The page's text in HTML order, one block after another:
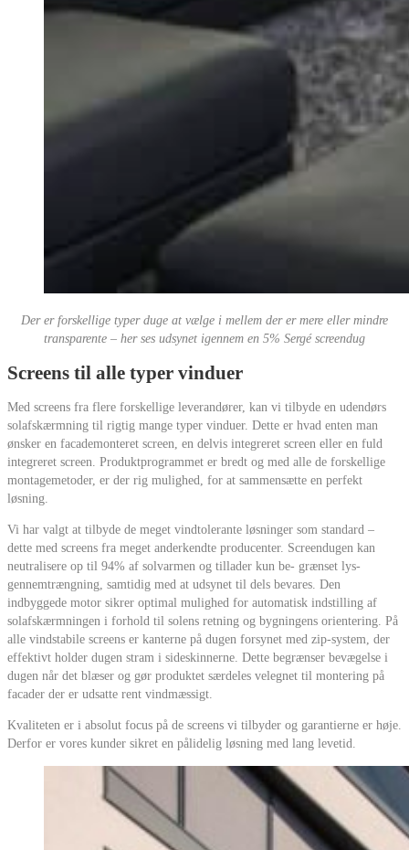
Der er forskellige typer duge at vælge i mellem der er mere eller mindre
transparente – her ses udsynet igennem en 5% Sergé screendug
Screens til alle typer vinduer
Med screens fra flere forskellige leverandører, kan vi tilbyde en udendørs
solafskærmning til rigtig mange typer vinduer. Dette er hvad enten man
ønsker en facademonteret screen, en delvis integreret screen eller en fuld
integreret screen. Produktprogrammet er bredt og med alle de forskellige
montagemetoder, er der rig mulighed, for at sammensætte en perfekt
løsning.
Vi har valgt at tilbyde de meget vindtolerante løsninger som standard –
dette med screens fra meget anderkendte producenter. Screendugen kan
neutralisere op til 94% af solvarmen og tillader kun be- grænset lys-
gennemtrængning, samtidig med at udsynet til dels bevares. Den
indbyggede motor sikrer optimal mulighed for automatisk indstilling af
solafskærmningen i forhold til solens retning og bygningens orientering. På
alle vindstabile screens er kanterne på dugen forsynet med zip-system, der
effektivt holder dugen stram i sideskinnerne. Dette begrænser bevægelse i
dugen når det blæser og gør produktet særdeles velegnet til montering på
facader der er udsatte rent vindmæssigt.
Kvaliteten er i absolut focus på de screens vi tilbyder og garantierne er høje.
Derfor er vores kunder sikret en pålidelig løsning med lang levetid.